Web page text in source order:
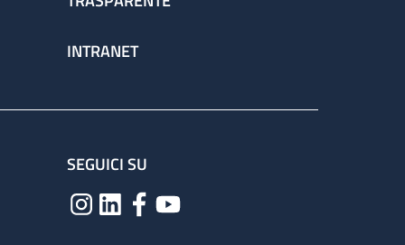
INTRANET
SEGUICI SU